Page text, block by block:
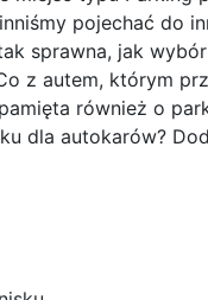
pojechać do
sprawna, jak
z autem, którym
również o
dla autokarów?